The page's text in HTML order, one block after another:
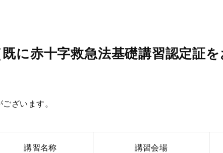
に赤十字救急法基礎講習認定証
ざいます。
講習名称 講習会場